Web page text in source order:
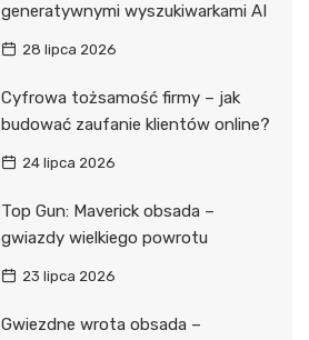
generatywnymi wyszukiwarkami AI
28 lipca 2026
Cyfrowa tożsamość firmy – jak
budować zaufanie klientów online?
24 lipca 2026
Top Gun: Maverick obsada –
gwiazdy wielkiego powrotu
23 lipca 2026
Gwiezdne wrota obsada –